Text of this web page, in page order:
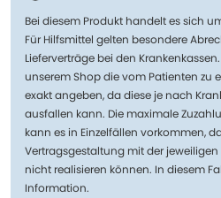
Bei diesem Produkt handelt es sich
Für Hilfsmittel gelten besondere
Lieferverträge bei den
unserem Shop die vom Patienten zu
exakt angeben, da diese je nach
ausfallen kann. Die maximale
kann es in Einzelfällen vorkommen,
Vertragsgestaltung mit der jeweiligen
nicht realisieren können. In diesem
Information.